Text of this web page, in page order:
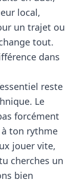
local,
un trajet ou
tout.
dans
reste
Le
forcément
ton rythme
jouer vite,
cherches un
bien